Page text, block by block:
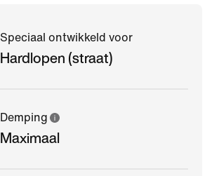
Speciaal ontwikkeld voor
Hardlopen (straat)
Demping
Maximaal